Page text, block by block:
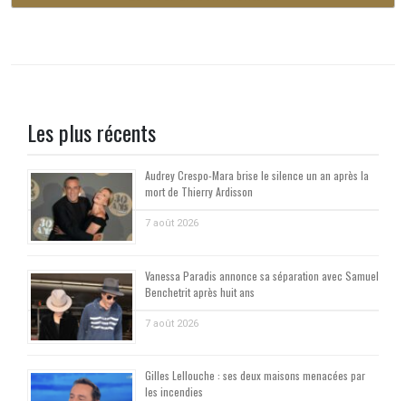
Les plus récents
Audrey Crespo-Mara brise le silence un an après la
mort de Thierry Ardisson
7 août 2026
Vanessa Paradis annonce sa séparation avec Samuel
Benchetrit après huit ans
7 août 2026
Gilles Lellouche : ses deux maisons menacées par
les incendies